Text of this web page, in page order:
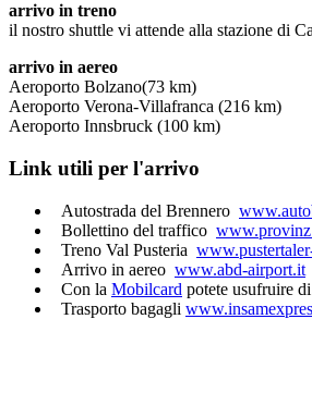
arrivo in treno
il nostro shuttle vi attende alla stazione di
arrivo in aereo
Aeroporto Bolzano(73 km)
Aeroporto Verona-Villafranca (216 km)
Aeroporto Innsbruck (100 km)
Link utili per l'arrivo
Autostrada del Brennero
Bollettino del traffico
Treno Val Pusteria
Arrivo in aereo www.abd-airport.it
Con la Mobilcard potete usufruire
Trasporto bagagli